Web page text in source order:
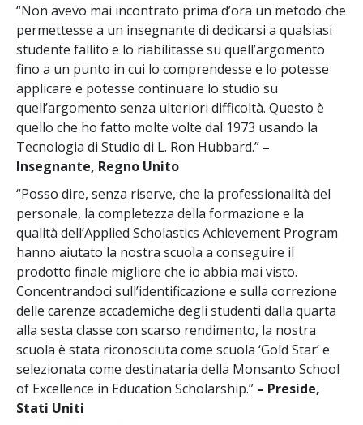
“Non avevo mai incontrato prima d’ora un metodo che
permettesse a un insegnante di dedicarsi a qualsiasi
studente fallito e lo riabilitasse su quell’argomento
fino a un punto in cui lo comprendesse e lo potesse
applicare e potesse continuare lo studio su
quell’argomento senza ulteriori difficoltà. Questo è
quello che ho fatto molte volte dal 1973 usando la
Tecnologia di Studio di L. Ron Hubbard.” –
Insegnante, Regno Unito
“Posso dire, senza riserve, che la professionalità del
personale, la completezza della formazione e la
qualità dell’Applied Scholastics Achievement Program
hanno aiutato la nostra scuola a conseguire il
prodotto finale migliore che io abbia mai visto.
Concentrandoci sull’identificazione e sulla correzione
delle carenze accademiche degli studenti dalla quarta
alla sesta classe con scarso rendimento, la nostra
scuola è stata riconosciuta come scuola ‘Gold Star’ e
selezionata come destinataria della Monsanto School
of Excellence in Education Scholarship.” – Preside,
Stati Uniti